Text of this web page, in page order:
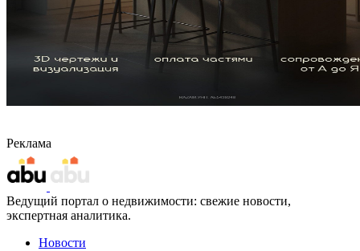
Реклама
Ведущий портал о недвижимости: свежие новости,
экспертная аналитика.
Новости